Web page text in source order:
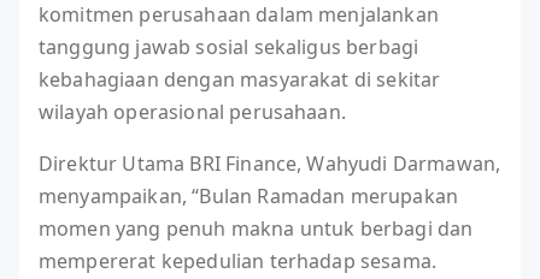
komitmen perusahaan dalam menjalankan
tanggung jawab sosial sekaligus berbagi
kebahagiaan dengan masyarakat di sekitar
wilayah operasional perusahaan.
Direktur Utama BRI Finance, Wahyudi Darmawan,
menyampaikan, “Bulan Ramadan merupakan
momen yang penuh makna untuk berbagi dan
mempererat kepedulian terhadap sesama.